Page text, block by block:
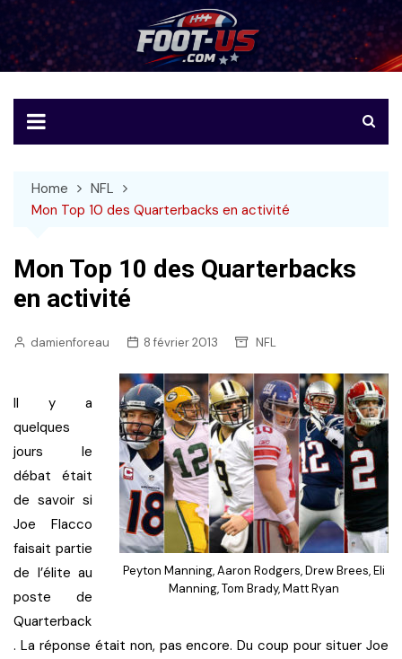
to
content
Foot-US
Le football américain en français
Home
NFL
Mon Top 10 des Quarterbacks en activité
Mon Top 10 des Quarterbacks
en activité
damienforeau 8 février 2013 NFL
Peyton Manning, Aaron Rodgers, Drew Brees, Eli
Manning, Tom Brady, Matt Ryan
Il y a
quelques
jours le
débat était
de savoir si
Joe Flacco
faisait partie
de l’élite au
poste de
Quarterback
. La réponse était non, pas encore. Du coup pour situer Joe